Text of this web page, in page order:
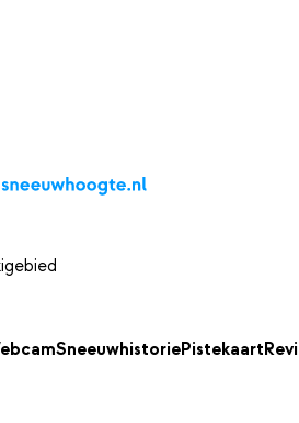
Kaarten
SneeuwhistoriePistekaart